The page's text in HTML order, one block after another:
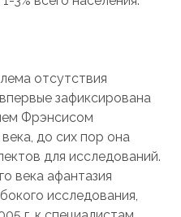
отсутствия
зафиксирована
Фрэнсисом
до сих пор она
для исследований.
века афантазия
исследования,